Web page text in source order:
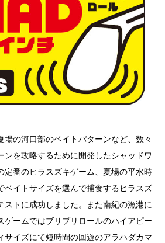
場の河口部のベイトパターンなど、数々
ンを攻略するために開発したシャッドワ
定番のヒラスズキゲーム、夏場の平水時
ベイトサイズを選んで捕食するヒラスズ
ストに成功しました。また南紀の漁港に
ゲームではブリブリロールのハイアピー
サイズにて短時間の回遊のアラハダカマ